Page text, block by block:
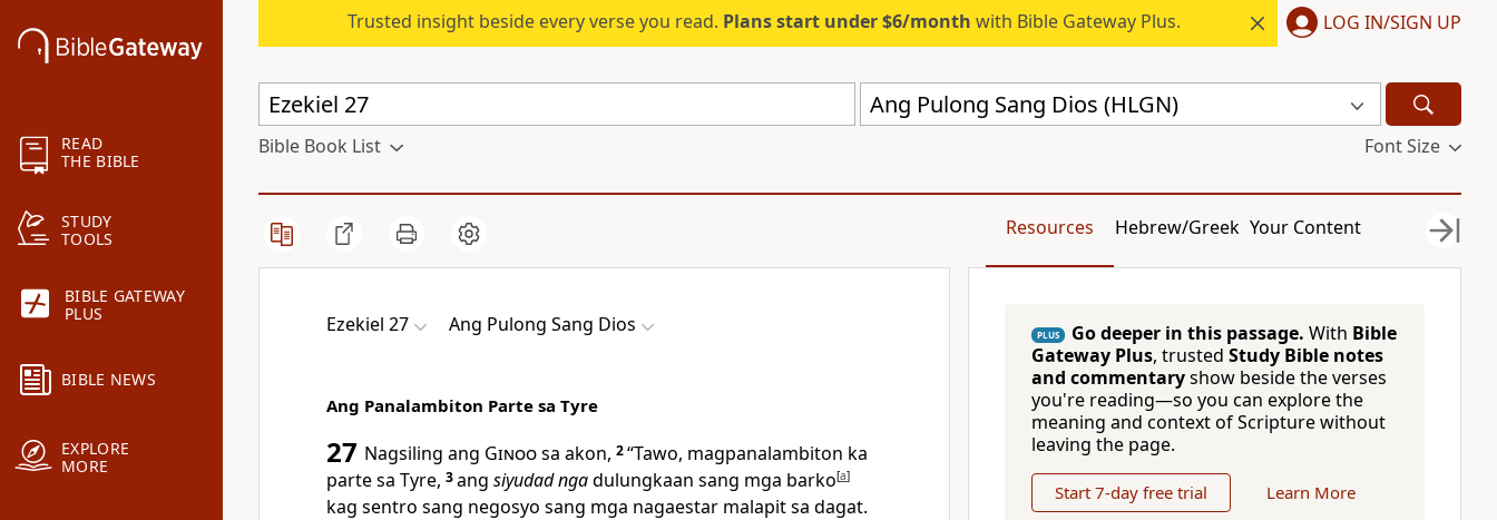
READ
THE BIBLE
STUDY
TOOLS
BIBLE GATEWAY
PLUS
BIBLE NEWS
EXPLORE
MORE
Trusted insight beside every verse you read. Plans start under $6/month with Bible Gateway Plus. LOG IN/SIGN UP
Ang Pulong Sang Dios (HLGN)
Bible Book List Font Size
Resources Hebrew/Greek Your Content
Ezekiel 27 Ang Pulong Sang Dios
Ang Panalambiton Parte sa Tyre
27 Nagsiling ang Ginoosa akon, 2“Tawo, magpanalambiton ka
parte sa Tyre, 3ang siyudad ngadulungkaan sang mga barko[a]
kag sentro sang negosyo sang mga nagaestar malapit sa dagat.
PLUS Go deeper in this passage. With Bible
Gateway Plus, trusted Study Bible notes
and commentaryshow beside the verses
you're reading—so you can explore the
meaning and context of Scripture without
leaving the page.
Start 7-day free trial Learn More